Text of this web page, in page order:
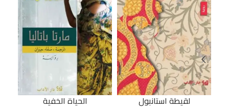
لقيطة استانبول
الحياة الخفية